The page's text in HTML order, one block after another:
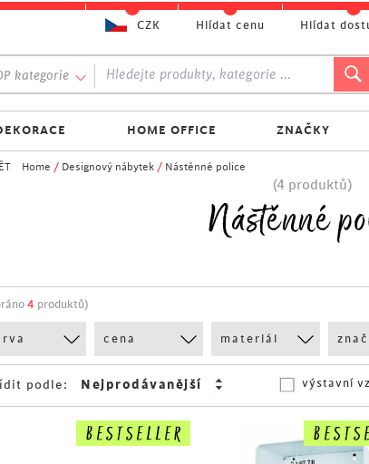
Home / Designový nábytek / Nástěnné police
(4 produktů)
Nástěnné
4 produktů)
cena materiál
podle: výstavní
kategorie
HOME OFFICE ZNAČKY
CZK Hlídat cenu Hlídat